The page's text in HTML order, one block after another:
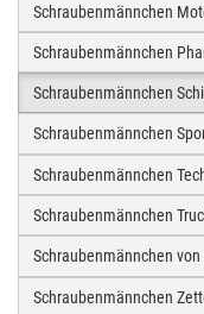
Schraubenmännchen
Schraubenmännchen
Schraubenmännchen
Schraubenmännchen
Schraubenmännchen
Schraubenmännchen
Schraubenmännchen
Schraubenmännchen